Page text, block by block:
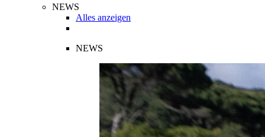
NEWS
Alles anzeigen
NEWS